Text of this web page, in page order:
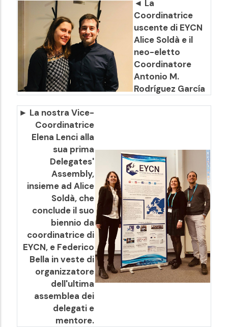
◄ La
Coordinatrice
uscente di EYCN
Alice Soldà e il
neo-eletto
Coordinatore
Antonio M.
Rodríguez García
► La nostra Vice-
Coordinatrice
Elena Lenci alla
sua prima
Delegates'
Assembly,
insieme ad Alice
Soldà, che
conclude il suo
biennio da
coordinatrice di
EYCN, e Federico
Bella in veste di
organizzatore
dell'ultima
assemblea dei
delegati e
mentore.